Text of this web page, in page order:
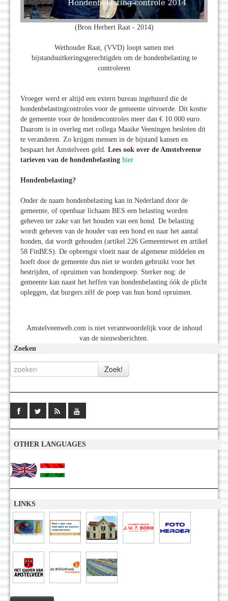
(Bron Herbert Raat - 2014)
Wethouder Raat, (VVD) loopt samen met
bijstandsuitkeringsgerechtigden om de hondenbelasting te
controleren
Vroeger werd er altijd een extern bureau ingehuurd die de
hondenbelastingcontroles voor de gemeente uitvoerde. Dit kostte
de gemeente voor de hondencontroles meer dan € 10.000 euro.
Daarom is in overleg met collega Maaike Veeningen besloten dit
te veranderen. Zo krijgen mensen in de bijstand kansen en
bespaart het Amstelveen geld. Lees ook over de Amstelveense
tarieven van de hondenbelasting hier
Hondenbelasting?
Onder de naam hondenbelasting kan in Nederland door de
gemeente, of openbaar lichaam BES een belasting worden
geheven ter zake van het houden van een hond. De belasting
wordt geheven van de houder van een hond en naar het aantal
honden, dat wordt gehouden (artikel 226 Gemeentewet en artikel
58 FinBES). De opbrengst vloeit naar de algemene middelen en
hoeft door de gemeente dus niet te worden gebruikt voor het
bestrijden, of opruimen van hondenpoep. Sterker nog: de
gemeente kan naast het heffen van hondenbelasting óók de plicht
opleggen, dat burgers zèlf de poep van hun hond opruimen.
Amstelveenweb.com is niet verantwoordelijk voor de inhoud
van de nieuwsberichten.
Zoeken
OTHER LANGUAGES
LINKS